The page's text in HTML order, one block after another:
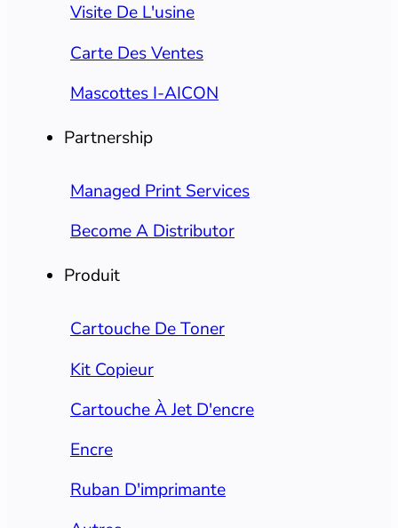
Visite De L'usine
Carte Des Ventes
Mascottes I-AICON
Partnership
Managed Print Services
Become A Distributor
Produit
Cartouche De Toner
Kit Copieur
Cartouche À Jet D'encre
Encre
Ruban D'imprimante